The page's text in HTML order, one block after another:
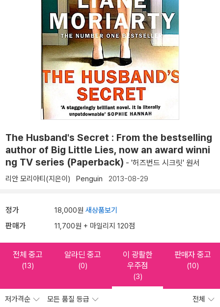
The Husband's Secret : From the bestselling
author of Big Little Lies, now an award winni
ng TV series (Paperback) - '허즈번드 시크릿' 원서
리안 모리아티(지은이) Penguin 2013-08-29
정가 18,000원 새상품보기
판매가 11,700원 + 마일리지 120점
전체 중고
(13)
알라딘 중고
(0)
이 광활한
우주점
(3)
판매자 중고
(10)
저가격순 모든 품질 등급 전체